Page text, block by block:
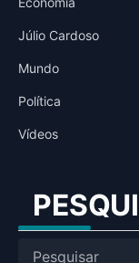
Júlio Cardoso
Mundo
Política
Vídeos